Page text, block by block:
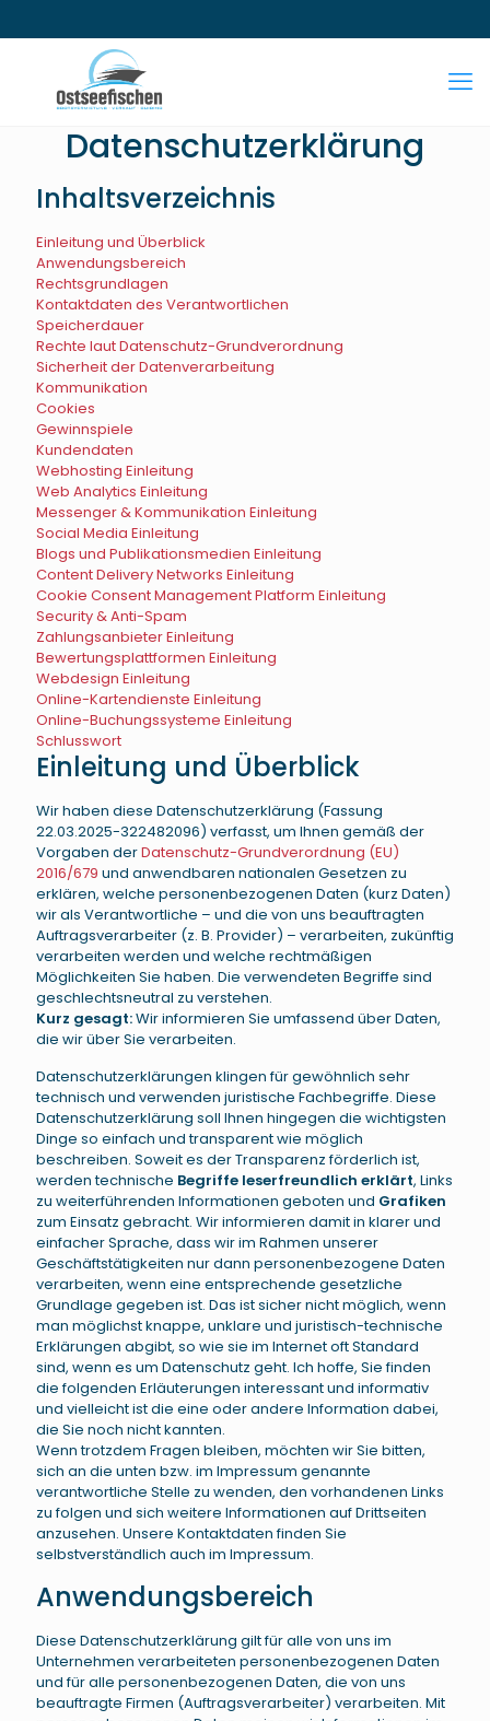
Datenschutzerklärung
Inhaltsverzeichnis
Einleitung und Überblick
Anwendungsbereich
Rechtsgrundlagen
Kontaktdaten des Verantwortlichen
Speicherdauer
Rechte laut Datenschutz-Grundverordnung
Sicherheit der Datenverarbeitung
Kommunikation
Cookies
Gewinnspiele
Kundendaten
Webhosting Einleitung
Web Analytics Einleitung
Messenger & Kommunikation Einleitung
Social Media Einleitung
Blogs und Publikationsmedien Einleitung
Content Delivery Networks Einleitung
Cookie Consent Management Platform Einleitung
Security & Anti-Spam
Zahlungsanbieter Einleitung
Bewertungsplattformen Einleitung
Webdesign Einleitung
Online-Kartendienste Einleitung
Online-Buchungssysteme Einleitung
Schlusswort
Einleitung und Überblick
Wir haben diese Datenschutzerklärung (Fassung
22.03.2025-322482096) verfasst, um Ihnen gemäß der
Vorgaben derDatenschutz-Grundverordnung (EU)
2016/679 und anwendbaren nationalen Gesetzen zu
erklären, welche personenbezogenen Daten (kurz Daten)
wir als Verantwortliche – und die von uns beauftragten
Auftragsverarbeiter (z. B. Provider) – verarbeiten, zukünftig
verarbeiten werden und welche rechtmäßigen
Möglichkeiten Sie haben. Die verwendeten Begriffe sind
geschlechtsneutral zu verstehen.
Kurz gesagt:Wir informieren Sie umfassend über Daten,
die wir über Sie verarbeiten.
Datenschutzerklärungen klingen für gewöhnlich sehr
technisch und verwenden juristische Fachbegriffe. Diese
Datenschutzerklärung soll Ihnen hingegen die wichtigsten
Dinge so einfach und transparent wie möglich
beschreiben. Soweit es der Transparenz förderlich ist,
werden technische Begriffe leserfreundlich erklärt, Links
zu weiterführenden Informationen geboten und Grafiken
zum Einsatz gebracht. Wir informieren damit in klarer und
einfacher Sprache, dass wir im Rahmen unserer
Geschäftstätigkeiten nur dann personenbezogene Daten
verarbeiten, wenn eine entsprechende gesetzliche
Grundlage gegeben ist. Das ist sicher nicht möglich, wenn
man möglichst knappe, unklare und juristisch-technische
Erklärungen abgibt, so wie sie im Internet oft Standard
sind, wenn es um Datenschutz geht. Ich hoffe, Sie finden
die folgenden Erläuterungen interessant und informativ
und vielleicht ist die eine oder andere Information dabei,
die Sie noch nicht kannten.
Wenn trotzdem Fragen bleiben, möchten wir Sie bitten,
sich an die unten bzw. im Impressum genannte
verantwortliche Stelle zu wenden, den vorhandenen Links
zu folgen und sich weitere Informationen auf Drittseiten
anzusehen. Unsere Kontaktdaten finden Sie
selbstverständlich auch im Impressum.
Anwendungsbereich
Diese Datenschutzerklärung gilt für alle von uns im
Unternehmen verarbeiteten personenbezogenen Daten
und für alle personenbezogenen Daten, die von uns
beauftragte Firmen (Auftragsverarbeiter) verarbeiten. Mit